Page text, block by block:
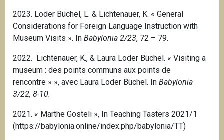
2023. Loder Büchel, L. & Lichtenauer, K. « General
Considerations for Foreign Language Instruction with
Museum Visits ». In Babylonia 2/23, 72 – 79.
2022. Lichtenauer, K., & Laura Loder Büchel. « Visiting a
museum : des points communs aux points de
rencontre » », avec Laura Loder Büchel. In Babylonia
3/22, 8-10.
2021. « Marthe Gosteli », In Teaching Tasters 2021/1
(https://babylonia.online/index.php/babylonia/TT)